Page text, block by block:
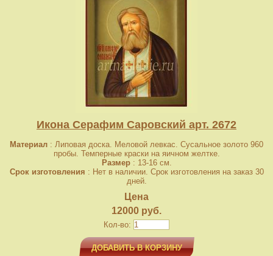
Икона Серафим Саровский арт. 2672
Материал : Липовая доска. Меловой левкас. Сусальное золото 960
пробы. Темперные краски на яичном желтке.
Размер: 13-16 см.
Срок изготовления : Нет в наличии. Срок изготовления на заказ 30
дней.
Цена
12000 руб.
Кол-во:
ДОБАВИТЬ В КОРЗИНУ